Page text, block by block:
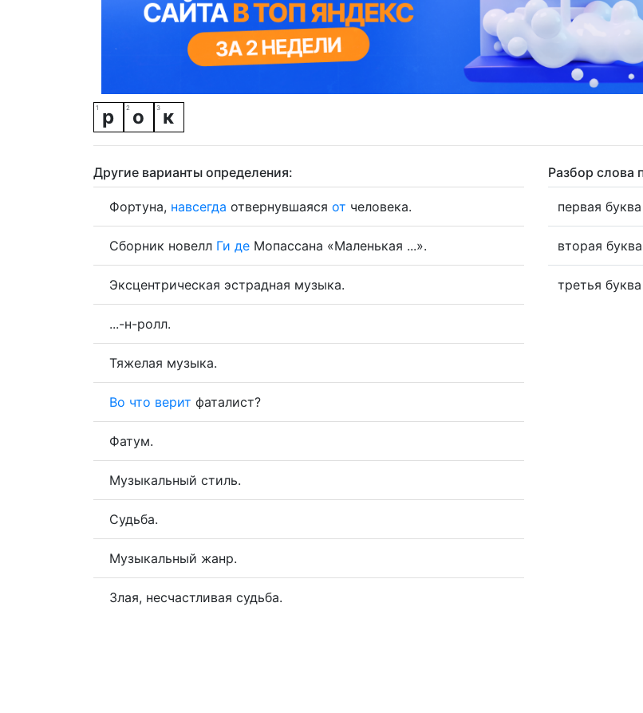
р о к
Другие варианты определения:
Фортуна, навсегда отвернувшаяся от человека.
Сборник новелл Ги де Мопассана «Маленькая ...».
Эксцентрическая эстрадная музыка.
...-н-ролл.
Тяжелая музыка.
Во что верит фаталист?
Фатум.
Музыкальный стиль.
Судьба.
Музыкальный жанр.
Злая, несчастливая судьба.
Разбор слова
первая буква
вторая буква
третья буква